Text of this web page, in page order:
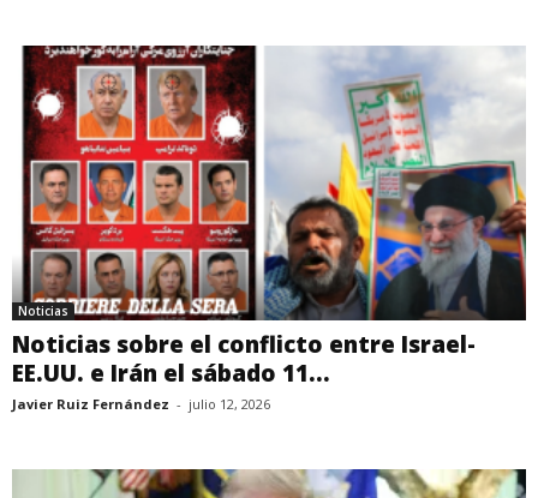
Noticias
Noticias sobre el conflicto entre Israel-
EE.UU. e Irán el sábado 11...
Javier Ruiz Fernández - julio 12, 2026